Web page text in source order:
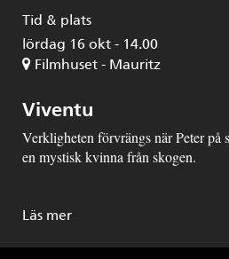
Tid & plats
lördag 16 okt - 14.00
Filmhuset - Mauritz
Viventu
Verkligheten förvrängs när Peter på
en mystisk kvinna från skogen.
Läs mer